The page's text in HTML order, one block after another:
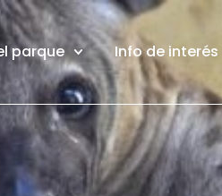
parque Info de interés